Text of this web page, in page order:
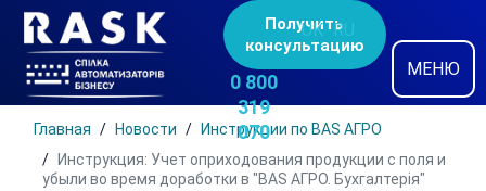
Получить
консультацию
0 800
319
070
UK RU
МЕНЮ
Главная Новости
Инструкции по BAS АГРО
Инструкция: Учет оприходования продукции с поля и
убыли во время доработки в "BAS АГРО. Бухгалтерія"